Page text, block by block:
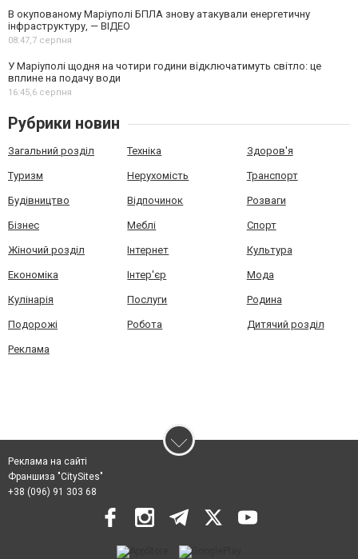
В окупованому Маріуполі БПЛА знову атакували енергетичну
інфраструктуру, — ВІДЕО
08:47,7 серпня
У Маріуполі щодня на чотири години відключатимуть світло: це
вплине на подачу води
16:45,6 серпня
Рубрики новин
Загальний розділ Техніка Здоров'я
Туризм Нерухомість Транспорт
Будівництво Відпочинок Розваги
Бізнес Меблі Спорт
Жіночий розділ Інтернет Культура
Економіка Інтер'єр Мода
Кулінарія Послуги Родина
Подорожі Робота Дитячий розділ
Реклама
Реклама на сайті
Франшиза "CitySites"
+38 (096) 91 303 68